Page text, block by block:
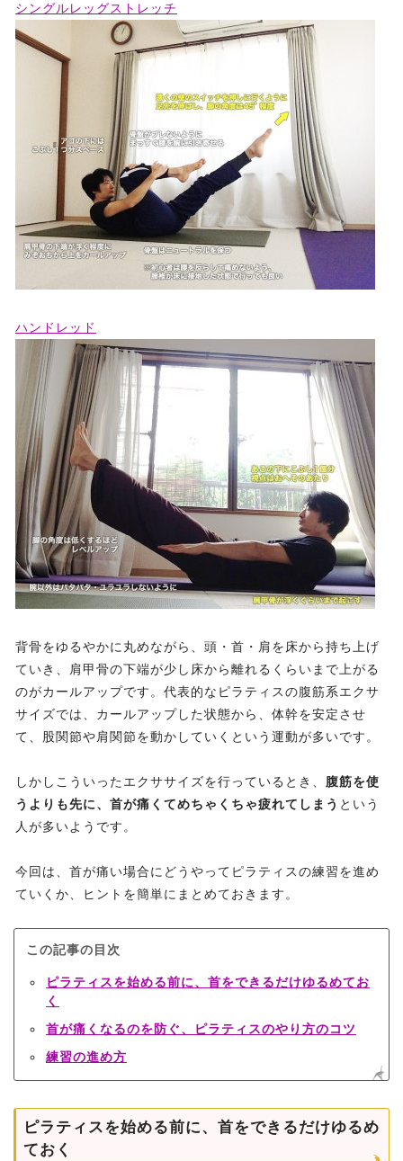
シングルレッグストレッチ
ハンドレッド
背骨をゆるやかに丸めながら、頭・首・肩を床から持ち上げ
ていき、肩甲骨の下端が少し床から離れるくらいまで上がる
のがカールアップです。代表的なピラティスの腹筋系エクサ
サイズでは、カールアップした状態から、体幹を安定させ
て、股関節や肩関節を動かしていくという運動が多いです。
しかしこういったエクササイズを行っているとき、 腹筋を使
うよりも先に、首が痛くてめちゃくちゃ疲れてしまう という
人が多いようです。
今回は、首が痛い場合にどうやってピラティスの練習を進め
ていくか、ヒントを簡単にまとめておきます。
この記事の目次
ピラティスを始める前に、首をできるだけゆるめてお
く
首が痛くなるのを防ぐ、ピラティスのやり方のコツ
練習の進め方
ピラティスを始める前に、首をできるだけゆるめ
ておく